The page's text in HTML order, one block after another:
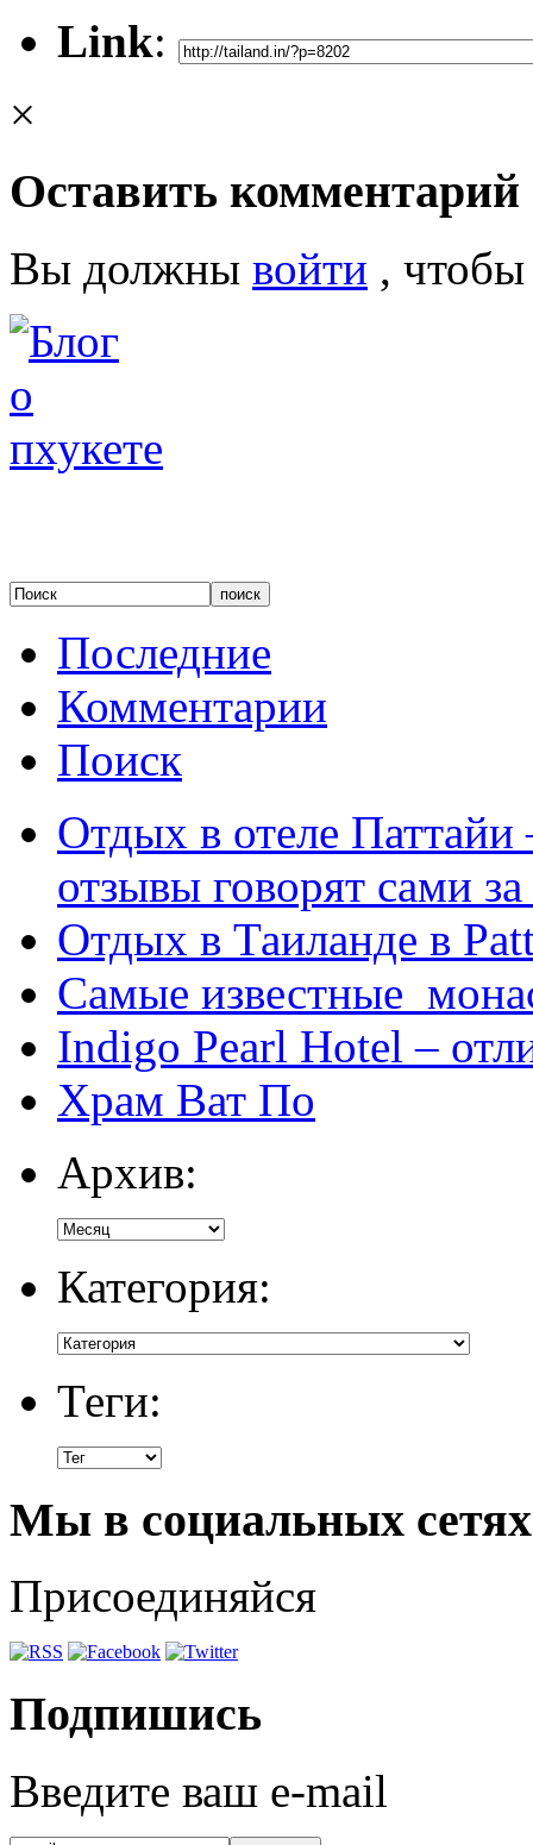
Link:
×
Оставить комментарий
Вы должны войти ,
Последние
Комментарии
Поиск
Отдых в отеле
отзывы говорят сами за
Отдых в Таиланде в
Самые известные
Indigo Pearl Hotel –
Храм Ват По
Архив:
Категория:
Теги:
Мы в социальных сетях
Присоединяйся
Подпишись
Введите ваш e-mail